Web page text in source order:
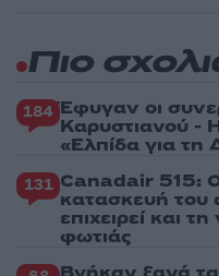
Πιο
184 Έφυγαν οι
Καρυστιανού -
«Ελπίδα για τη
131 Canadair 515:
κατασκευή
επιχειρεί και
φωτιάς